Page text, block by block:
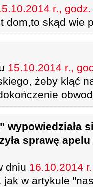
r.,
dom,to skąd wie
15.10.2014 r.,
żeby kląć
wypowiedziała
sprawę
dniu 16.10.2014
w artykule